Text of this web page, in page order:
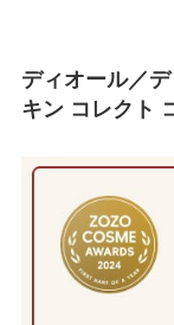
ディオール／
キン コレクト